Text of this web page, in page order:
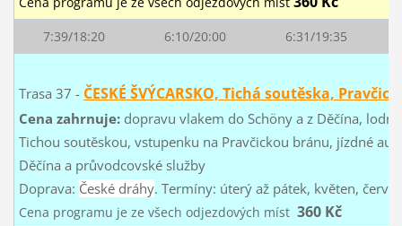
7:39/18:20 6:10/20:00 6:31/19:35
Trasa 37 - ČESKÉ ŠVÝCARSKO, Tichá soutěska,
Cena zahrnuje:dopravu vlakem do Schöny a z Děčína,
Tichou soutěskou, vstupenku na Pravčickou bránu, jízdné
Děčína a průvodcovské služby
Doprava: České dráhy. Termíny: úterý až pátek, květen,
Cena programu je ze všech odjezdových míst 360 Kč